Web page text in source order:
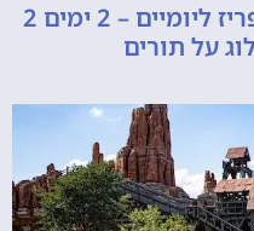
כרטיס פרמייר לדיסנילנד פריז ליומיים – 2 ימים 2
על תורים